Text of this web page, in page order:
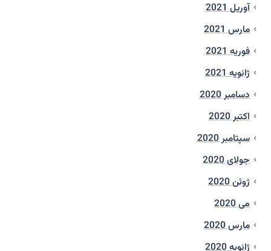
آوریل 2021
مارس 2021
فوریه 2021
ژانویه 2021
دسامبر 2020
اکتبر 2020
سپتامبر 2020
جولای 2020
ژوئن 2020
می 2020
مارس 2020
ژانویه 2020